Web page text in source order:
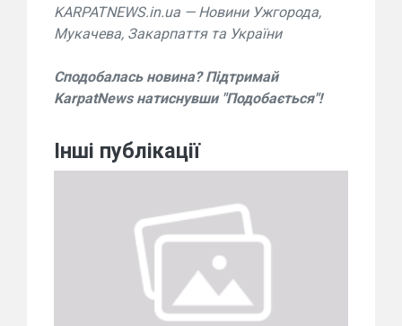
KARPATNEWS.in.ua — Новини Ужгорода,
Мукачева, Закарпаття та України
Сподобалась новина? Підтримай
KarpatNews натиснувши "Подобається"!
Інші публікації